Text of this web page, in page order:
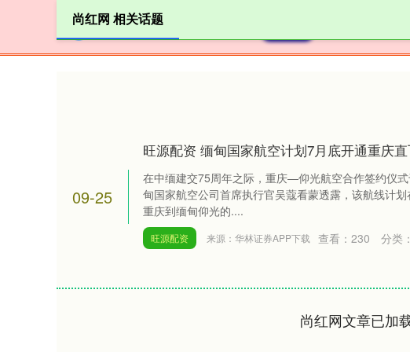
尚红网 相关话题
09-25
旺源配资 缅甸国家航空计划7月底开通重庆
在中缅建交75周年之际，重庆—仰光航空合作签约仪
甸国家航空公司首席执行官吴蔻看蒙透露，该航线计
重庆到缅甸仰光的....
旺源配资 来源：华林证券APP下载 查看： 230 分类：
尚红网文章已加